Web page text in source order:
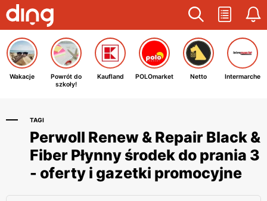
Wakacje
Powrót do
szkoły!
Kaufland POLOmarket Netto Intermarche
TAGI
Perwoll Renew & Repair Black &
Fiber Płynny środek do prania 3
- oferty i gazetki promocyjne